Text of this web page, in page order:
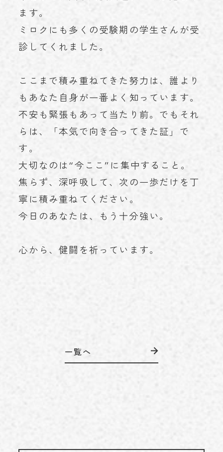
お知らせ
学術実績
お問い合わせ CONTACT
TEL
プライバシーポリシー
© 2023 miroku.
ます。
ミロクにも多くの受験期の学生さんが受
診してくれました。
ここまで積み重ねてきた努力は、誰より
もあなた自身が一番よく知っています。
不安も緊張もあって当たり前。でもそれ
らは、「本気で向き合ってきた証」で
す。
大切なのは“今ここ”に集中すること。
焦らず、深呼吸して、次の一歩だけを丁
寧に積み重ねてください。
今日のあなたは、もう十分強い。
心から、健闘を祈っています。
一覧へ